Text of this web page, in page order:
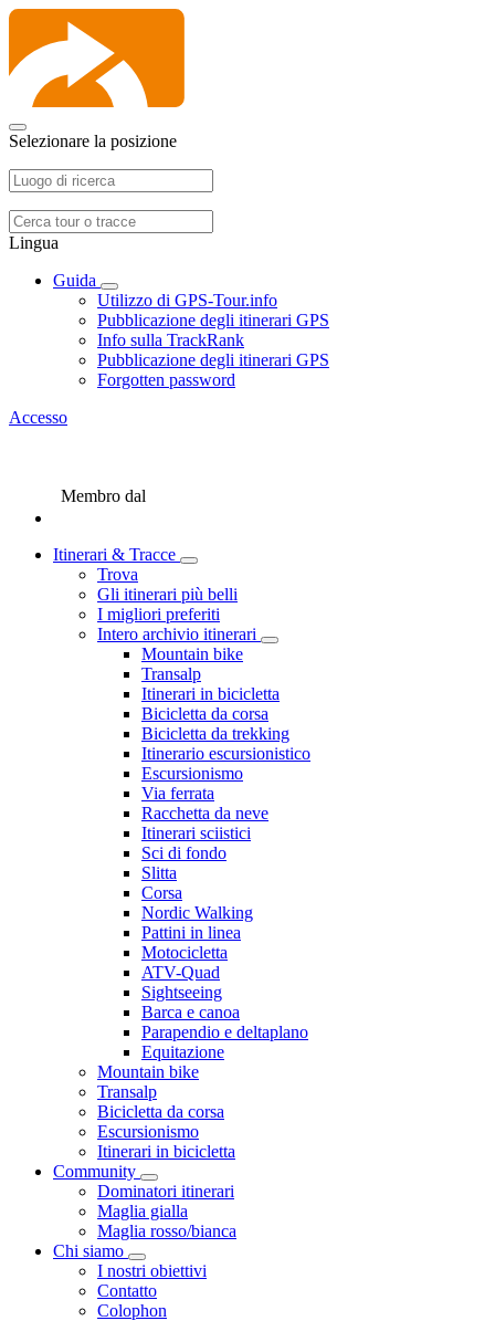
Selezionare la posizione
Lingua
Guida
Utilizzo di GPS-Tour.info
Pubblicazione degli itinerari GPS
Info sulla TrackRank
Pubblicazione degli itinerari GPS
Forgotten password
Accesso
Membro dal
Itinerari & Tracce
Trova
Gli itinerari più belli
I migliori preferiti
Intero archivio itinerari
Mountain bike
Transalp
Itinerari in bicicletta
Bicicletta da corsa
Bicicletta da trekking
Itinerario escursionistico
Escursionismo
Via ferrata
Racchetta da neve
Itinerari sciistici
Sci di fondo
Slitta
Corsa
Nordic Walking
Pattini in linea
Motocicletta
ATV-Quad
Sightseeing
Barca e canoa
Parapendio e deltaplano
Equitazione
Mountain bike
Transalp
Bicicletta da corsa
Escursionismo
Itinerari in bicicletta
Community
Dominatori itinerari
Maglia gialla
Maglia rosso/bianca
Chi siamo
I nostri obiettivi
Contatto
Colophon